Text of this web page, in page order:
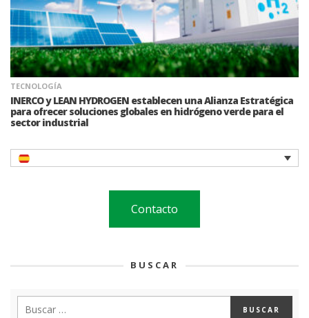
TECNOLOGÍA
INERCO y LEAN HYDROGEN establecen una Alianza Estratégica
para ofrecer soluciones globales en hidrógeno verde para el
sector industrial
Contacto
BUSCAR